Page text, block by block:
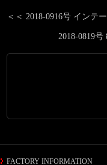
＜＜ 2018-0916号 インテ
2018-0819
FACTORY INFORMATION